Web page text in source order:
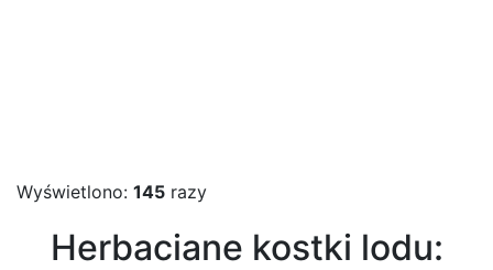
Wyświetlono: 145 razy
Herbaciane kostki lodu: